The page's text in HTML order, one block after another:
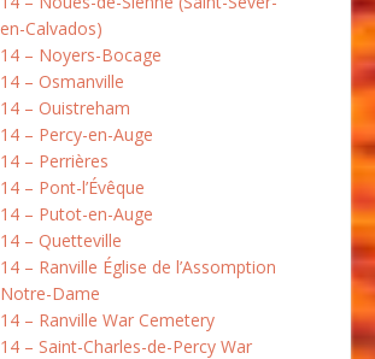
en-Calvados)
14 – Noyers-Bocage
14 – Osmanville
14 – Ouistreham
14 – Percy-en-Auge
14 – Perrières
14 – Pont-l’Évêque
14 – Putot-en-Auge
14 – Quetteville
14 – Ranville Église de l’Assomption
Notre-Dame
14 – Ranville War Cemetery
14 – Saint-Charles-de-Percy War